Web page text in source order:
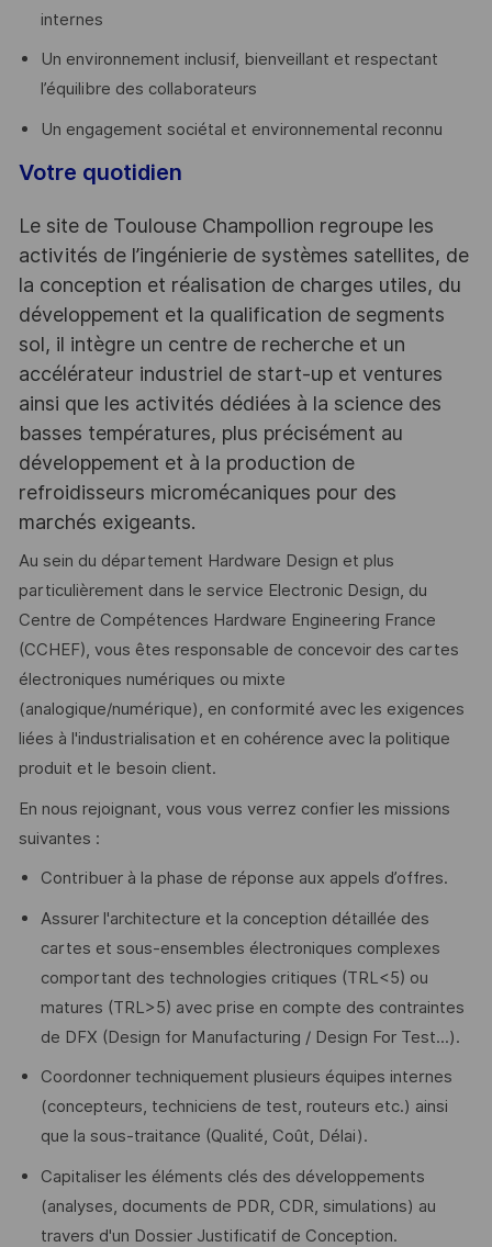
internes
Un environnement inclusif, bienveillant et respectant
l’équilibre des collaborateurs
Un engagement sociétal et environnemental reconnu
Votre quotidien
Le site de Toulouse Champollion regroupe les
activités de l’ingénierie de systèmes satellites, de
la conception et réalisation de charges utiles, du
développement et la qualification de segments
sol, il intègre un centre de recherche et un
accélérateur industriel de start-up et ventures
ainsi que les activités dédiées à la science des
basses températures, plus précisément au
développement et à la production de
refroidisseurs micromécaniques pour des
marchés exigeants.
Au sein du département Hardware Design et plus
particulièrement dans le service Electronic Design, du
Centre de Compétences Hardware Engineering France
(CCHEF), vous êtes responsable de concevoir des cartes
électroniques numériques ou mixte
(analogique/numérique), en conformité avec les exigences
liées à l'industrialisation et en cohérence avec la politique
produit et le besoin client.
En nous rejoignant, vous vous verrez confier les missions
suivantes :
Contribuer à la phase de réponse aux appels d’offres.
Assurer l'architecture et la conception détaillée des
cartes et sous-ensembles électroniques complexes
comportant des technologies critiques (TRL<5) ou
matures (TRL>5) avec prise en compte des contraintes
de DFX (Design for Manufacturing / Design For Test...).
Coordonner techniquement plusieurs équipes internes
(concepteurs, techniciens de test, routeurs etc.) ainsi
que la sous-traitance (Qualité, Coût, Délai).
Capitaliser les éléments clés des développements
(analyses, documents de PDR, CDR, simulations) au
travers d'un Dossier Justificatif de Conception.